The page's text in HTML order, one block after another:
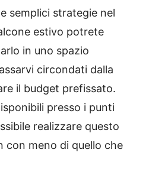
semplici strategie nel
estivo potrete
in uno spazio
circondati dalla
il budget prefissato.
presso i punti
realizzare questo
con meno di quello che